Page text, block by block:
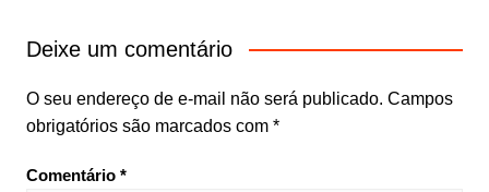
Deixe um comentário
O seu endereço de e-mail não será publicado. Campos
obrigatórios são marcados com *
Comentário *